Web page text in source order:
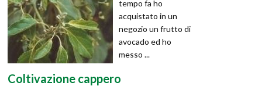
tempo fa ho
acquistato in un
negozio un frutto di
avocado ed ho
messo ...
Coltivazione cappero